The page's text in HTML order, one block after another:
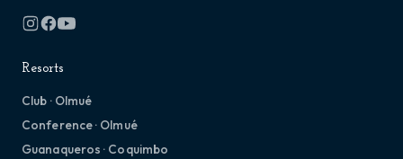
Resorts
Club · Olmué
Conference · Olmué
Guanaqueros · Coquimbo